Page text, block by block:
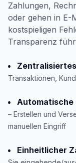
Zahlungen,
oder gehen in E-
kostspieligen
Transparenz
Transaktionen,
Automatische
– Erstellen und
manuellen Eingriff
Einheitlicher